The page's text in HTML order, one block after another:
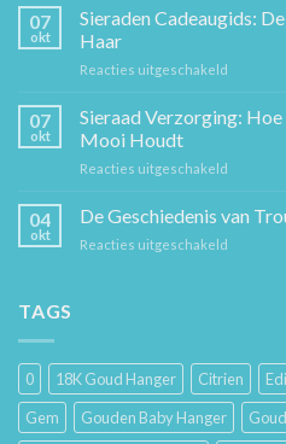
Gouden
Ketting:
Sierkunst
en
07
okt
Sieraden Cadeaugids:
Haar
Reacties uitgeschakeld
De
Hem
07
okt
Sieraad Verzorging: Hoe
Mooi Houdt
Reacties uitgeschakeld
Hoe
04
okt
De Geschiedenis van
Reacties uitgeschakeld
Hun
TAGS
0 18K Goud Hanger Citrien
Gem
Gouden Baby Hanger